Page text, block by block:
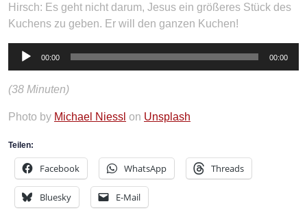
Hirsch: Es geht nicht darum, Jesus ein größeres Stück des
Kuchens zu geben. Er will den ganzen Kuchen!
Audio-
00:00 00:00
(38 Minuten)
Photo by Michael Niessl on Unsplash
Teilen:
Facebook WhatsApp Threads
Bluesky E-Mail